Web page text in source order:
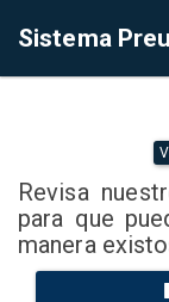
Sistema
Revisa
para que
manera